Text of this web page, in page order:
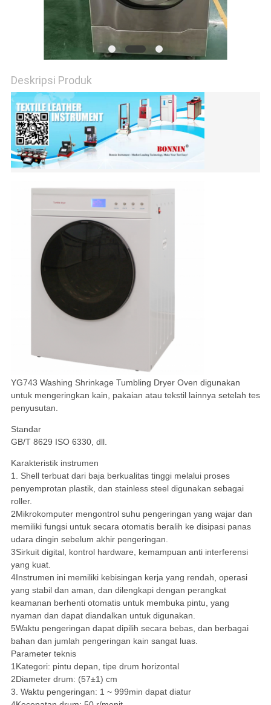
Deskripsi Produk
YG743 Washing Shrinkage Tumbling Dryer Oven digunakan
untuk mengeringkan kain, pakaian atau tekstil lainnya setelah tes
penyusutan.
Standar
GB/T 8629 ISO 6330, dll.
Karakteristik instrumen
1. Shell terbuat dari baja berkualitas tinggi melalui proses
penyemprotan plastik, dan stainless steel digunakan sebagai
roller.
2Mikrokomputer mengontrol suhu pengeringan yang wajar dan
memiliki fungsi untuk secara otomatis beralih ke disipasi panas
udara dingin sebelum akhir pengeringan.
3Sirkuit digital, kontrol hardware, kemampuan anti interferensi
yang kuat.
4Instrumen ini memiliki kebisingan kerja yang rendah, operasi
yang stabil dan aman, dan dilengkapi dengan perangkat
keamanan berhenti otomatis untuk membuka pintu, yang
nyaman dan dapat diandalkan untuk digunakan.
5Waktu pengeringan dapat dipilih secara bebas, dan berbagai
bahan dan jumlah pengeringan kain sangat luas.
Parameter teknis
1Kategori: pintu depan, tipe drum horizontal
2Diameter drum: (57±1) cm
3. Waktu pengeringan: 1 ~ 999min dapat diatur